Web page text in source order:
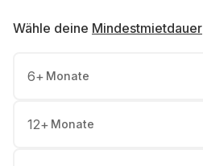
Wähle deine Mindestmietdauer
6+ Monate
12+ Monate